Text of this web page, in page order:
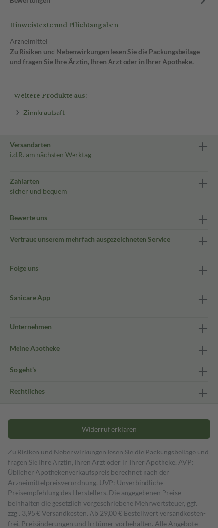
Hinweistexte und Pflichtangaben
Arzneimittel
Zu Risiken und Nebenwirkungen lesen Sie die Packungsbeilage
und fragen Sie Ihre Ärztin, Ihren Arzt oder in Ihrer Apotheke.
Weitere Produkte aus:
Zinnkrautsaft
Versandarten
i.d.R. am nächsten Werktag
Zahlarten
sicher und bequem
Bewerte uns
Vertraue unserem mehrfach ausgezeichneten Service
Folge uns
Sanicare App
Unternehmen
Meine Apotheke
So geht's
Rechtliches
Widerruf erklären
Zu Risiken und Nebenwirkungen lesen Sie die Packungsbeilage und
fragen Sie Ihre Ärztin, Ihren Arzt oder in Ihrer Apotheke. AVP:
Üblicher Apothekenverkaufspreis berechnet nach der
Arzneimittelpreisverordnung. UVP: Unverbindliche
Preisempfehlung des Herstellers. Die angegebenen Preise
beinhalten die gesetzlich vorgeschriebene Mehrwertsteuer, ggf.
zzgl. 3,95 € Versandkosten. Ab 29,00 € Bestell­wert versand­kosten­
frei. Preisänderungen und Irrtümer vorbehalten. Alle Angebote